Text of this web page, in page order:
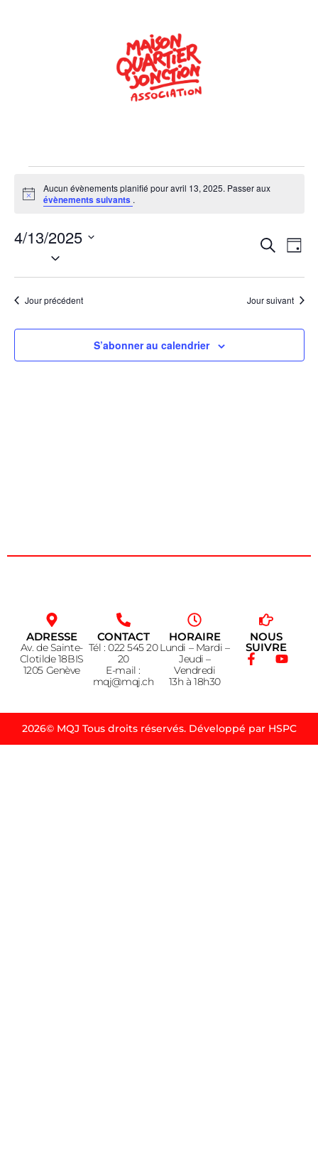
Notice
Aucun évènements planifié pour avril 13, 2025. Passer aux
évènements suivants .
et
de
vues
Recherche
Jour
4/13/2025
Sélectionnez
date.
Jour précédent Jour suivant
S’abonner au calendrier
ADRESSE
Av. de Sainte-
Clotilde 18BIS
1205 Genève
CONTACT
Tél : 022 545 20
20
E-mail :
mqj@mqj.ch
HORAIRE
Lundi – Mardi –
Jeudi –
Vendredi
13h à 18h30
NOUS
SUIVRE
2026© MQJ Tous droits réservés. Développé par HSPC